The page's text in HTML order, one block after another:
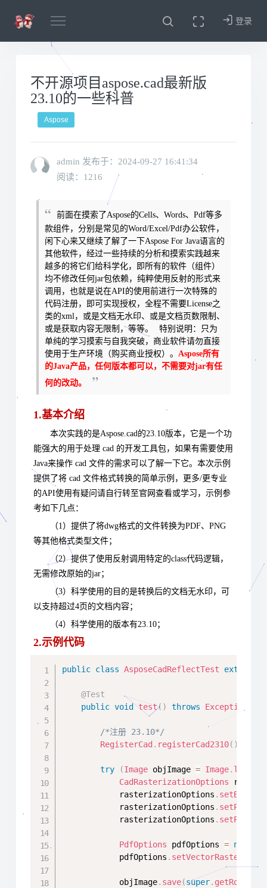
登录
不开源项目aspose.cad最新版
23.10的一些科普
Aspose
admin 发布于： 2024-09-27 16:41:34
阅读：1216
前面在摸索了Aspose的Cells、Words、Pdf等多
款组件，分别是常见的Word/Excel/Pdf办公软件，
闲下心来又继续了解了一下Aspose For Java语言的
其他软件，经过一些持续的分析和摸索实践越来
越多的将它们给科学化，即所有的软件（组件）
均不修改任何jar包依赖，纯粹使用反射的形式来
调用，也就是说在API的使用前进行一次特殊的
代码注册，即可实现授权，全程不需要License之
类的xml，或是文档无水印、或是文档页数限制、
或是获取内容无限制，等等。
特别说明：只为
单纯的学习摸索与自我突破，商业软件请勿直接
使用于生产环境（购买商业授权） 。 Aspose所有
的Java产品，任何版本都可以，不需要对jar有任
何的改动。
1.基本介绍
本次实践的是Aspose.cad的23.10版本，它是一个功
能强大的用于处理 cad 的开发工具包，如果有需要使用
Java来操作 cad 文件的需求可以了解一下它。本次示例
提供了将 cad 文件格式转换的简单示例，更多/更专业
的API使用有疑问请自行转至官网查看或学习，示例参
考如下几点：
（1）提供了将dwg格式的文件转换为PDF、PNG
等其他格式类型文件；
（2）提供了使用反射调用特定的class代码逻辑，
无需修改原始的jar；
（3）科学使用的目的是转换后的文档无水印，可
以支持超过4页的文档内容；
（4）科学使用的版本有23.10；
2.示例代码
public class AsposeCadReflectTest extends
@Test
public void test( ) throws Exception
/*注册 23.10*/
RegisterCad . registerCad2310( )
try (Image objImage = Image. load
CadRasterizationOptions
            rasterizationOptions
.
            rasterizationOptions
.
            rasterizationOptions
.
PdfOptions pdfOptions = new
            pdfOptions
.
            objImage
. save(super. getRootFile